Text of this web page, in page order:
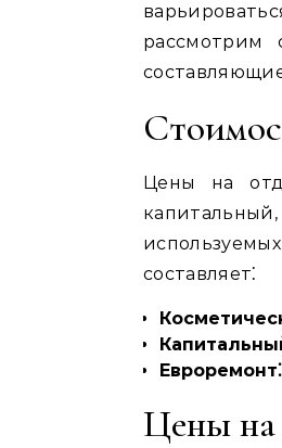
рассмотрим
Цены на
составляет⁚
Евроремонт⁚
Цены на